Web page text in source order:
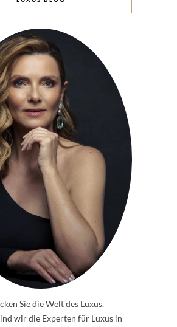
Sie die Welt des Luxus.
wir die Experten für Luxus in